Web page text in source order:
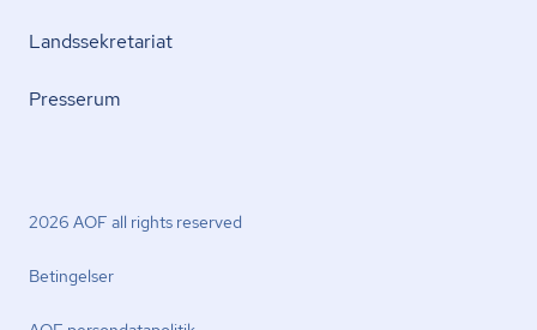
Lands­se­kre­ta­ri­at
Presserum
2026 AOF all rights reserved
Betingelser